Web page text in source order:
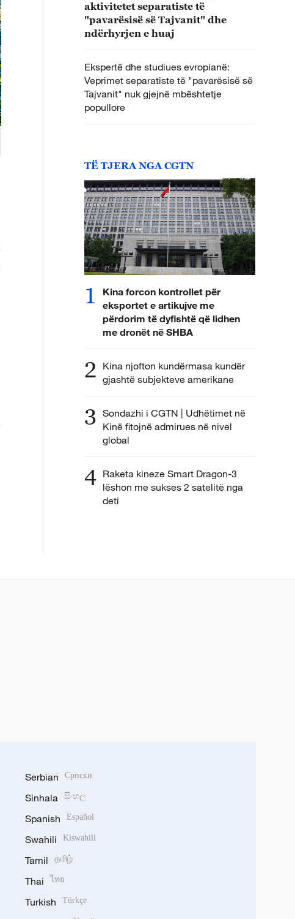
aktivitetet separatiste të
"pavarësisë së Tajvanit" dhe
ndërhyrjen e huaj
Ekspertë dhe studiues evropianë:
Veprimet separatiste të "pavarësisë së
Tajvanit" nuk gjejnë mbështetje
popullore
TË TJERA NGA CGTN
1
Kina forcon kontrollet për
eksportet e artikujve me
përdorim të dyfishtë që lidhen
me dronët në SHBA
2 Kina njofton kundërmasa kundër
gjashtë subjekteve amerikane
3 Sondazhi i CGTN | Udhëtimet në
Kinë fitojnë admirues në nivel
global
4 Raketa kineze Smart Dragon-3
lëshon me sukses 2 satelitë nga
deti
Serbian Српски
Sinhala සිංහල
Spanish Español
Swahili Kiswahili
Tamil தமிழ்
Thai ไทย
Turkish Türkçe